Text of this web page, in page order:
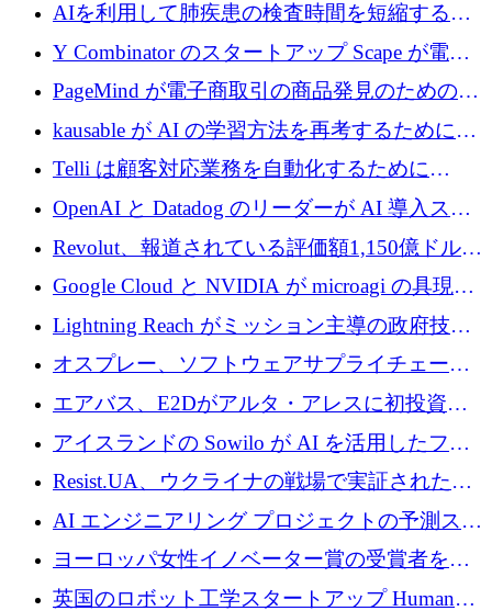
AIを利用して肺疾患の検査時間を短縮する英
国のヘルステック挑戦者が1900万ドルを獲得
Y Combinator のスタートアップ Scape が電子
メールを再考するために 320 万ドルを調達し
てステルスから浮上
PageMind が電子商取引の商品発見のための
AI を拡張するために 120 万ユーロを調達
kausable が AI の学習方法を再考するために
1,200 万ユーロを調達
Telli は顧客対応業務を自動化するために
1,500 万ドルのシードを確保
OpenAI と Datadog のリーダーが AI 導入スタ
ートアップ Arrakis を支援
Revolut、報道されている評価額1,150億ドルで
の新たな二次株式売却を確認
Google Cloud と NVIDIA が microagi の具現化
された AI の野望を推進
Lightning Reach がミッション主導の政府技術
グループとしてポートフォリオを拡大し ETG
に買収
オスプレー、ソフトウェアサプライチェーン
攻撃を阻止するために265万ドルを確保
エアバス、E2Dがアルタ・アレスに初投資、
欧州防衛技術ファンドに5億ユーロを拠出
アイスランドの Sowilo が AI を活用したファ
ッション製品インテリジェンス プラットフォ
ームを拡大するためにプレシードを調達
Resist.UA、ウクライナの戦場で実証された防
衛技術を拡大するために5,000万ユーロの欧州
基金を立ち上げる
AI エンジニアリング プロジェクトの予測スタ
ートアップ Cascade が a16z アクセラレータか
らの支援を獲得
ヨーロッパ女性イノベーター賞の受賞者を紹
介します
英国のロボット工学スタートアップ Humanoid